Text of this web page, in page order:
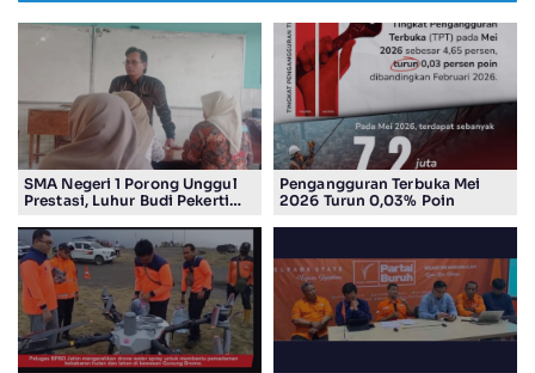
SMA Negeri 1 Porong Unggul
Prestasi, Luhur Budi Pekerti
Sosialisasi Program Sekolah
Pengangguran Terbuka Mei
2026 Turun 0,03% Poin